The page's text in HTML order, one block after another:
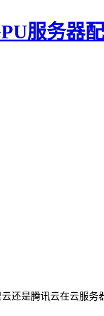
服务器
还是腾讯云在云服